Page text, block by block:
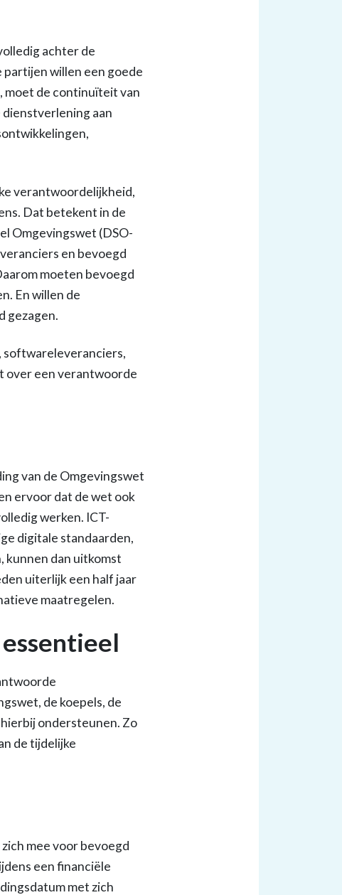
achter de
partijen willen een goede
moet de continuïteit van
dienstverlening aan
verantwoordelijkheid,
Dat betekent in de
Omgevingswet (DSO-
en bevoegd
moeten bevoegd
En willen de
gezagen.
softwareleveranciers,
over een verantwoorde
van de Omgevingswet
ervoor dat de wet ook
werken. ICT-
digitale standaarden,
kunnen dan uitkomst
uiterlijk een half jaar
maatregelen.
de koepels, de
ondersteunen. Zo
de tijdelijke
mee voor bevoegd
een financiële
met zich